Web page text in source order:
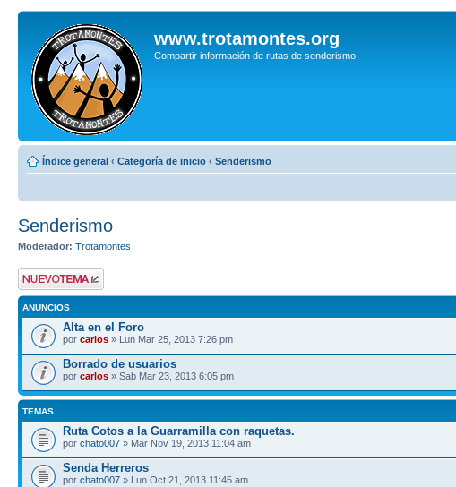
www.trotamontes.org
Compartir información de rutas de senderismo
Índice general ‹ Categoría de inicio ‹ Senderismo
Senderismo
Moderador: Trotamontes
Publicar un nuevo
tema
ANUNCIOS
Alta en el Foro
por carlos » Lun Mar 25, 2013 7:26 pm
Borrado de usuarios
por carlos » Sab Mar 23, 2013 6:05 pm
TEMAS
Ruta Cotos a la Guarramilla con raquetas.
por chato007 » Mar Nov 19, 2013 11:04 am
Senda Herreros
por chato007 » Lun Oct 21, 2013 11:45 am